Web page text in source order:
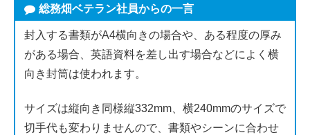
総務畑ベテラン社員からの一言
封入する書類がA4横向きの場合や、ある程度の厚み
がある場合、英語資料を差し出す場合などによく横
向き封筒は使われます。
サイズは縦向き同様縦332mm、横240mmのサイズで
切手代も変わりませんので、書類やシーンに合わせ